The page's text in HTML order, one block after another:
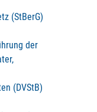
(StBerG)
der
(DVStB)